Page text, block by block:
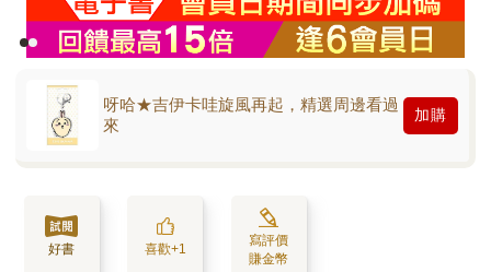
呀哈★吉伊卡哇旋風再起，精選周邊看過
來
加購
好書 喜歡+1
寫評價
賺金幣